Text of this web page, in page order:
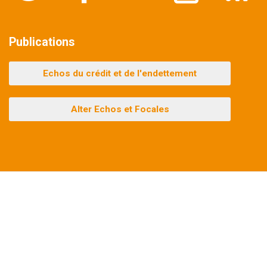
Publications
Echos du crédit et de l'endettement
Alter Echos et Focales